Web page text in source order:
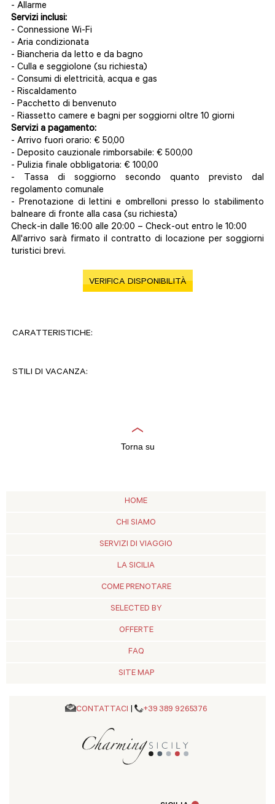
- Allarme
Servizi inclusi:
- Connessione Wi-Fi
- Aria condizionata
- Biancheria da letto e da bagno
- Culla e seggiolone (su richiesta)
- Consumi di elettricità, acqua e gas
- Riscaldamento
- Pacchetto di benvenuto
- Riassetto camere e bagni per soggiorni oltre 10 giorni
Servizi a pagamento:
- Arrivo fuori orario: € 50,00
- Deposito cauzionale rimborsabile: € 500,00
- Pulizia finale obbligatoria: € 100,00
- Tassa di soggiorno secondo quanto previsto dal
regolamento comunale
- Prenotazione di lettini e ombrelloni presso lo stabilimento
balneare di fronte alla casa (su richiesta)
Check-in dalle 16:00 alle 20:00 – Check-out entro le 10:00
All'arrivo sarà firmato il contratto di locazione per soggiorni
turistici brevi.
VERIFICA DISPONIBILITÀ
CARATTERISTICHE:
STILI DI VACANZA:
Torna su
HOME
CHI SIAMO
SERVIZI DI VIAGGIO
LA SICILIA
COME PRENOTARE
SELECTED BY
OFFERTE
FAQ
SITE MAP
CONTATTACI | +39 389 9265376